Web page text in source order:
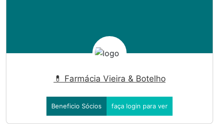
💊 Farmácia Vieira & Botelho
Beneficio Sócios faça login para ver